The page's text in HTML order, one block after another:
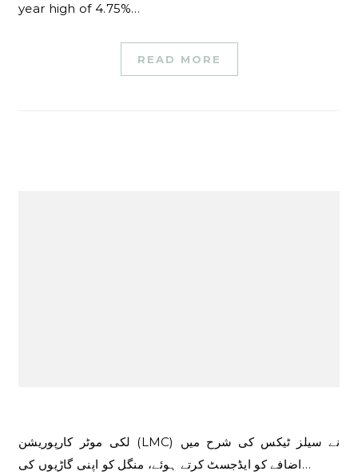
year high of 4.75%…
READ MORE
لکی موٹر کارپوریشن (LMC) نے سیلز ٹیکس کی شرح میں
اضافے کو ایڈجسٹ کرتے ہوئے، منگل کو اپنی گاڑیوں کی…